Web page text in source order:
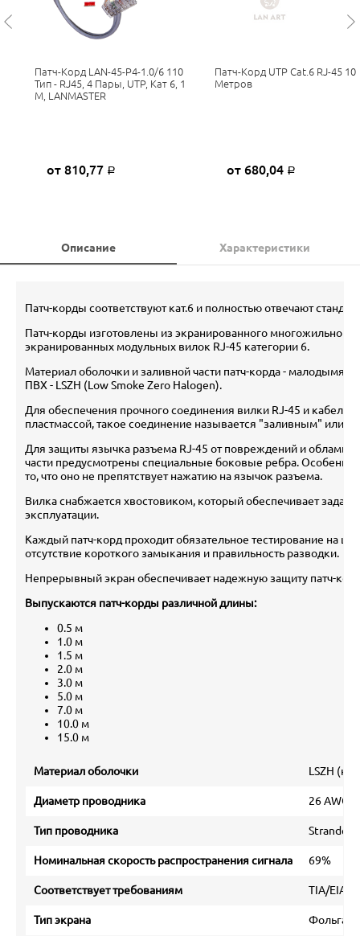
Патч-Корд LAN-45-P4-1.0/6 110
Тип - RJ45, 4 Пары, UTP, Кат 6, 1
М, LANMASTER
от 810,77 Р
Патч-Корд UTP Cat.6 RJ-45 10
Метров
от 680,04 Р
Описание Характеристики
Патч-корды соответствуют кат.6 и полностью отвечают
Патч-корды изготовлены из экранированного многожильного
экранированных модульных вилок RJ-45 категории 6.
Материал оболочки и заливной части патч-корда -
ПВХ - LSZH (Low Smoke Zero Halogen).
Для обеспечения прочного соединения вилки RJ-45 и кабеля
пластмассой, такое соединение называется "заливным" или
Для защиты язычка разъема RJ-45 от повреждений и
части предусмотрены специальные боковые ребра.
то, что оно не препятствует нажатию на язычок разъема.
Вилка снабжается хвостовиком, который обеспечивает
эксплуатации.
Каждый патч-корд проходит обязательное тестирование на
отсутствие короткого замыкания и правильность разводки.
Непрерывный экран обеспечивает надежную защиту патч-
Выпускаются патч-корды различной длины:
0.5 м
1.0 м
1.5 м
2.0 м
3.0 м
5.0 м
7.0 м
10.0 м
15.0 м
Материал оболочки LSZH
Диаметр проводника 26 AWG
Тип проводника Stranded
Номинальная скорость распространения сигнала 69%
Соответствует требованиям TIA/EIA
Тип экрана Фольга